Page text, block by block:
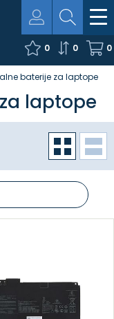
0
0
0
baterije za laptope
laptope